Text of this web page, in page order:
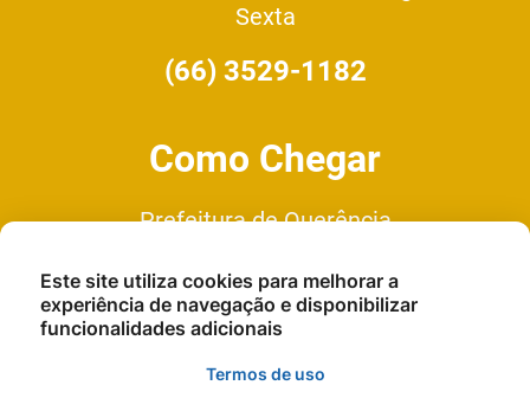
Sexta
(66) 3529-1182
Como Chegar
Prefeitura de Querência
Av. Cuiaba - N°335 Quadra 1, Lote
9, Setor C
Este site utiliza cookies para melhorar a
experiência de navegação e disponibilizar
funcionalidades adicionais
Termos de uso